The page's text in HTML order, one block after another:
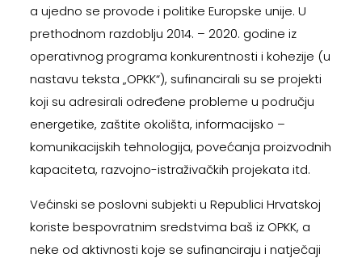
a ujedno se provode i politike Europske unije. U
prethodnom razdoblju 2014. – 2020. godine iz
operativnog programa konkurentnosti i kohezije (u
nastavu teksta „OPKK“), sufinancirali su se projekti
koji su adresirali određene probleme u području
energetike, zaštite okolišta, informacijsko –
komunikacijskih tehnologija, povećanja proizvodnih
kapaciteta, razvojno-istraživačkih projekata itd.
Većinski se poslovni subjekti u Republici Hrvatskoj
koriste bespovratnim sredstvima baš iz OPKK, a
neke od aktivnosti koje se sufinanciraju i natječaji